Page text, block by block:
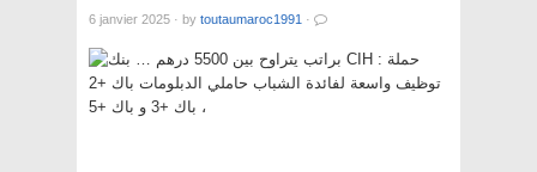
6 janvier 2025 · by toutaumaroc1991 ·